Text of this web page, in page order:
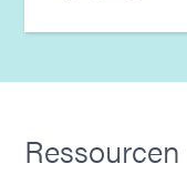
Ressourcen